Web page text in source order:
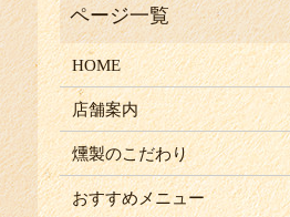
HOME
店舗案内
燻製のこだわり
おすすめメニュー